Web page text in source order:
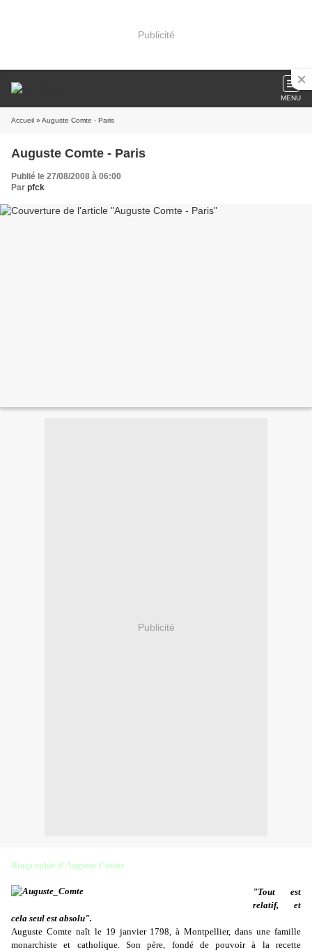
Publicité
MENU
Accueil » Auguste Comte - Paris
Auguste Comte - Paris
Publié le 27/08/2008 à 06:00
Par pfck
Publicité
Biographie d'Auguste Comte.
"Tout est
relatif, et
cela seul est absolu".
Auguste Comte naît le 19 janvier 1798, à Montpellier, dans une famille
monarchiste et catholique. Son père, fondé de pouvoir à la recette